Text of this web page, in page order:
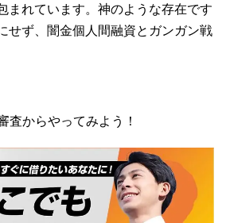
まれています。神のような存在です
せず、闇金個人間融資とガンガン戦
査からやってみよう！